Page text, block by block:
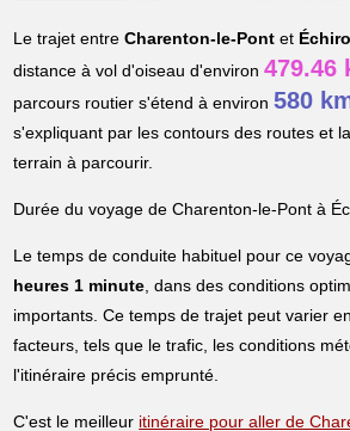
Le trajet entreCharenton-le-Pont et
distance à vol d'oiseau d'environ479.46
parcours routier s'étend à environ580
s'expliquant par les contours des routes et
terrain à parcourir.
Durée du voyage de Charenton-le-Pont à
Le temps de conduite habituel pour ce
heures 1 minute, dans des conditions
importants. Ce temps de trajet peut varier
facteurs, tels que le trafic, les conditions
l'itinéraire précis emprunté.
C'est le meilleur itinéraire pour aller de